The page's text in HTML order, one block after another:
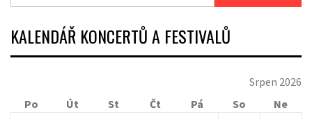
KALENDÁŘ KONCERTŮ A FESTIVALŮ
Srpen 2026
Po
Út St Čt Pá So
Ne